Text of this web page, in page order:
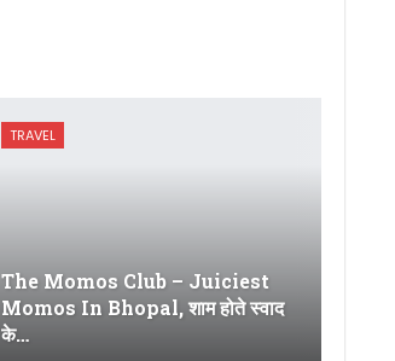
TRAVEL
The Momos Club – Juiciest
Momos In Bhopal, शाम होते स्वाद
के…